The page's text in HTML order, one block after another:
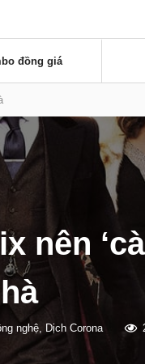
đồng giá
nên
nghệ, Dịch Corona